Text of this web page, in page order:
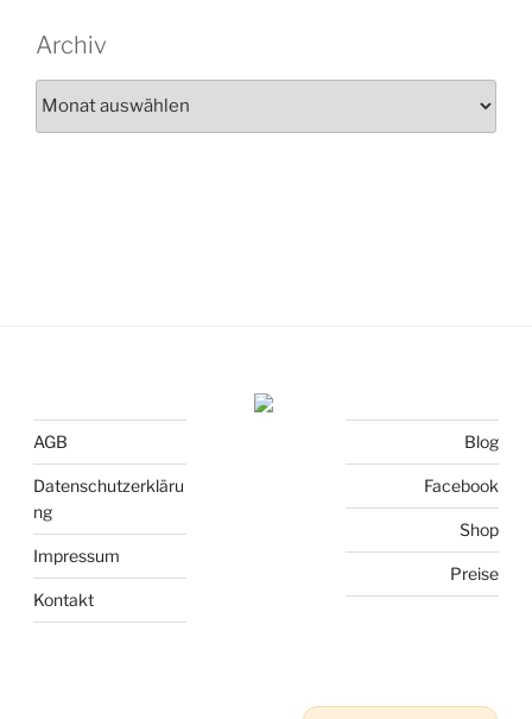
Archiv
AGB
Datenschutzerkläru
ng
Impressum
Kontakt
Blog
Facebook
Shop
Preise